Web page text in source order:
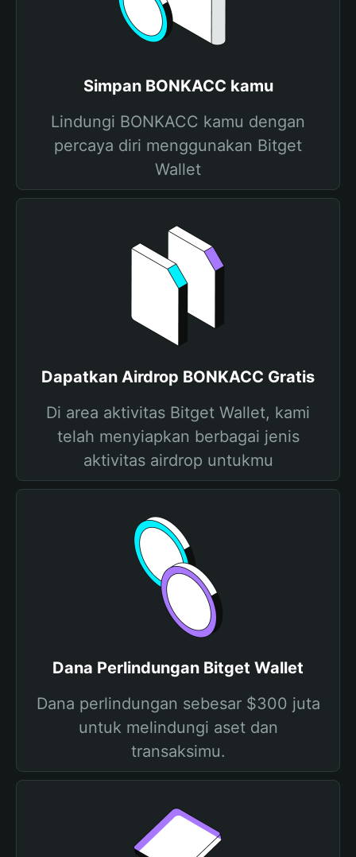
Simpan BONKACC kamu
Lindungi BONKACC kamu dengan
percaya diri menggunakan Bitget
Wallet
Dapatkan Airdrop BONKACC Gratis
Di area aktivitas Bitget Wallet, kami
telah menyiapkan berbagai jenis
aktivitas airdrop untukmu
Dana Perlindungan Bitget Wallet
Dana perlindungan sebesar $300 juta
untuk melindungi aset dan
transaksimu.